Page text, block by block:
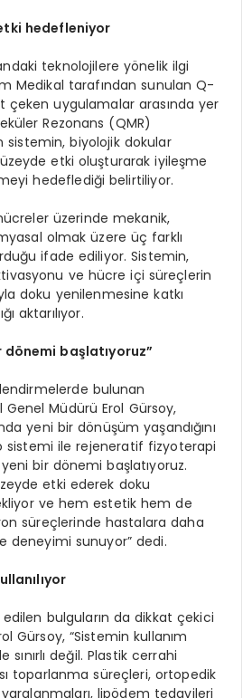
hedefleniyor
teknolojilere yönelik ilgi
Medikal tarafından sunulan Q-
çeken uygulamalar arasında yer
Rezonans (QMR)
sistemin, biyolojik dokular
etki oluşturarak iyileşme
hedeflediği belirtiliyor.
üzerinde mekanik,
olmak üzere üç farklı
ifade ediliyor. Sistemin,
ve hücre içi süreçlerin
doku yenilenmesine katkı
aktarılıyor.
dönemi başlatıyoruz”
bulunan
Müdürü Erol Gürsoy,
yeni bir dönüşüm yaşandığını
sistemi ile rejeneratif fizyoterapi
bir dönemi başlatıyoruz.
etki ederek doku
ve hem estetik hem de
süreçlerinde hastalara daha
deneyimi sunuyor” dedi.
bulguların da dikkat çekici
Gürsoy, “Sistemin kullanım
sınırlı değil. Plastik cerrahi
toparlanma süreçleri, ortopedik
lipödem tedavileri